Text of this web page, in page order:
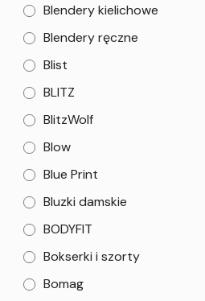
Blendery kielichowe
Blendery ręczne
Blist
BLITZ
BlitzWolf
Blow
Blue Print
Bluzki damskie
BODYFIT
Bokserki i szorty
Bomag